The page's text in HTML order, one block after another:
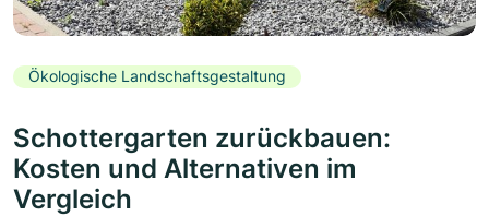
Ökologische Landschaftsgestaltung
Schottergarten zurückbauen:
Kosten und Alternativen im
Vergleich